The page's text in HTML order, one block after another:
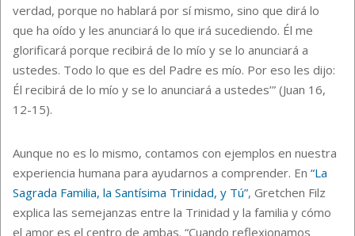
verdad, porque no hablará por sí mismo, sino que dirá lo
que ha oído y les anunciará lo que irá sucediendo. Él me
glorificará porque recibirá de lo mío y se lo anunciará a
ustedes. Todo lo que es del Padre es mío. Por eso les dijo:
Él recibirá de lo mío y se lo anunciará a ustedes’” (Juan 16,
12-15).
Aunque no es lo mismo, contamos con ejemplos en nuestra
experiencia humana para ayudarnos a comprender. En “La
Sagrada Familia, la Santísima Trinidad, y Tú”, Gretchen Filz
explica las semejanzas entre la Trinidad y la familia y cómo
el amor es el centro de ambas. “Cuando reflexionamos